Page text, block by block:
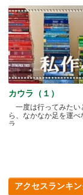
カウラ（１）
一度は行ってみたい
ら、なかなか足を運べ
ラ.....
アクセスランキ